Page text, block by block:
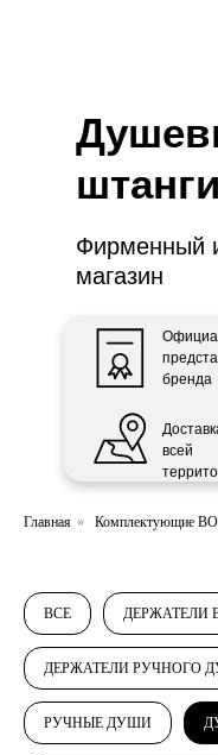
Фирменный
магазин
бренда
всей
Главная » Комплектующие
ВСЕ ДЕРЖАТЕЛИ
ДЕРЖАТЕЛИ РУЧНОГО
РУЧНЫЕ ДУШИ